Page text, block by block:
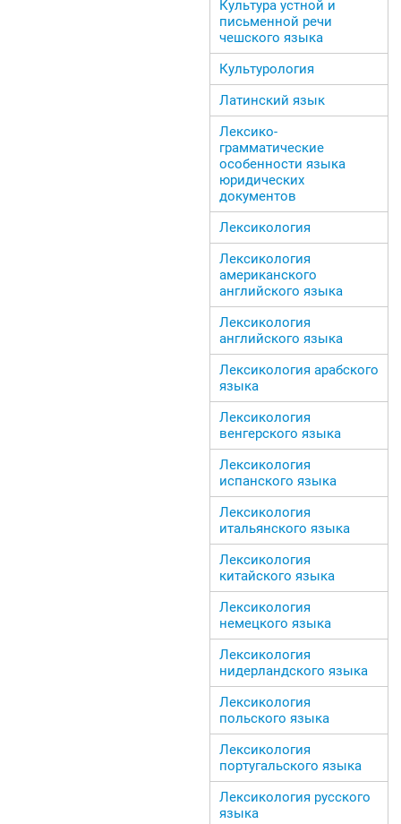
Культура устной и
письменной речи
чешского языка
Культурология
Латинский язык
Лексико-
грамматические
особенности языка
юридических
документов
Лексикология
Лексикология
американского
английского языка
Лексикология
английского языка
Лексикология арабского
языка
Лексикология
венгерского языка
Лексикология
испанского языка
Лексикология
итальянского языка
Лексикология
китайского языка
Лексикология
немецкого языка
Лексикология
нидерландского языка
Лексикология
польского языка
Лексикология
португальского языка
Лексикология русского
языка